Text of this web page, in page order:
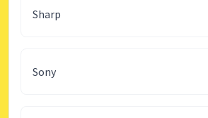
Sharp
Sony